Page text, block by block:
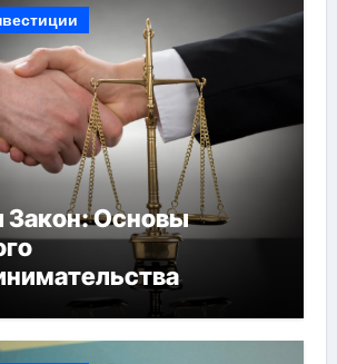
Закон: Основы